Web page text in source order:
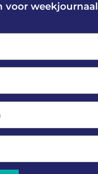
voor weekjournaal